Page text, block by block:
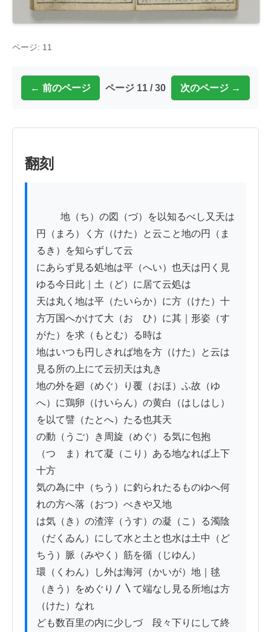
ページ: 11
← 前のページ ページ 11 / 30 次のページ →
翻刻
円（まろ）く方（けた）と云こと地の円（ま
るき）を知らずして云
にあらず見る処地は平（へい）也天は円く見
ゆる今日此｜土（ど）に居て云処は
天は丸く地は平（たいらか）に方（けた）十
方万国へかけて大（おゝひ）に其｜形姿（す
がた）を求（もとむ）る時は
地はいつも円しされば地を方（けた）と云は
見る所の上にて云扨天は丸き
地の外を廻（めぐ）り覆（おほ）ふ故（ゆ
へ）に鶏卵（けいらん）の黄白（はしはし）
を以て譬（たとへ）たる也其天
の動（うご）き周旋（めぐ）る気に包抱
（つゝま）れて凝（こり）ある地なれば上下
十方ゟ
気の為に中（ちう）に釣られたるものゆへ何
れの方へ落（おつ）べきや又地
は気（き）の渣滓（うす）の凝（こ）る濁陰
（だくゐん）にして水と土と也水は土中（ど
ちう）脈（みやく）筋を循（じゆん）
環（くわん）し外は海河（かいが）地｜毬
（きう）をめぐり〳〵て端なし見る所地は方
（けた）なれ
ども数百里の内に少しづゝ段々下りにして終